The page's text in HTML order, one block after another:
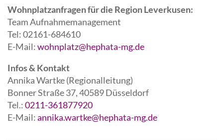
Wohnplatzanfragen für die Region Leverkusen:
Team Aufnahmemanagement
Tel: 02161-684610
E-Mail:wohnplatz@hephata-mg.de
Infos & Kontakt
Annika Wartke (Regionalleitung)
Bonner Straße 37, 40589 Düsseldorf
Tel.:0211-361877920
E-Mail:annika.wartke@hephata-mg.de